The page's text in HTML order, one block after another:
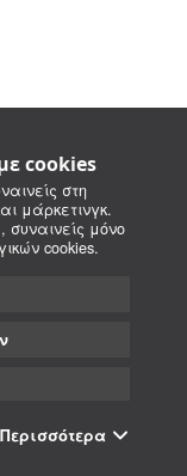
cookies
στη
μάρκετινγκ.
συναινείς μόνο
cookies.
Περισσότερα